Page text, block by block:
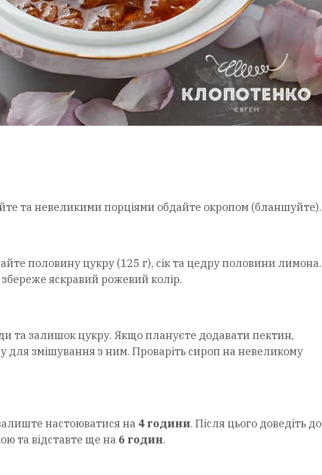
та невеликими порціями обдайте окропом (бланшуйте).
половину цукру (125 г), сік та цедру половини лимона.
яскравий рожевий колір.
та залишок цукру. Якщо плануєте додавати пектин,
для змішування з ним. Проваріть сироп на невеликому
настоюватися на 4 години. Після цього доведіть до
та відставте ще на 6 годин.